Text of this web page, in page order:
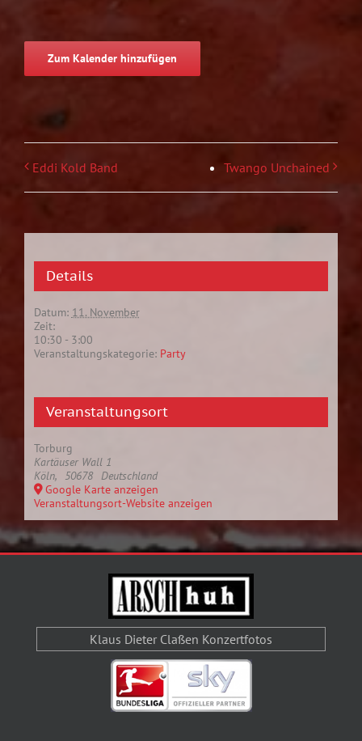
Zum Kalender hinzufügen
Eddi Kold Band Twango Unchained
Details
Datum: 11. November
Zeit:
10:30 - 3:00
Veranstaltungskategorie: Party
Veranstaltungsort
Torburg
Kartäuser Wall 1
Köln, 50678 Deutschland
Google Karte anzeigen
Veranstaltungsort-Website anzeigen
Klaus Dieter Claßen Konzertfotos